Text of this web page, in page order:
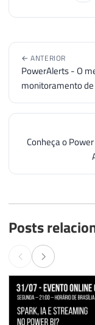
← ANTERIOR
PowerAlerts - O
monitoramento de
Conheça o
Posts